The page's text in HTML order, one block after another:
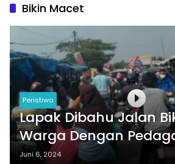
Bikin Macet
Peristiwa
Lapak Dibahu Jalan
Warga Dengan
Sentiong Terlibat
Juni 6, 2024